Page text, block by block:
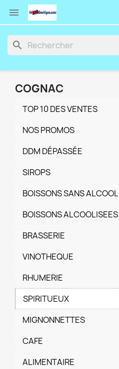

search
COGNAC
TOP 10 DES VENTES
NOS PROMOS
DDM DÉPASSÉE
SIROPS
BOISSONS SANS ALCOOL
BOISSONS ALCOOLISEES
BRASSERIE
VINOTHEQUE
RHUMERIE
SPIRITUEUX
MIGNONNETTES
CAFE
ALIMENTAIRE